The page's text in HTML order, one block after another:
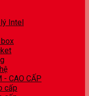
Intel
box
- CAO CẤP
cấp